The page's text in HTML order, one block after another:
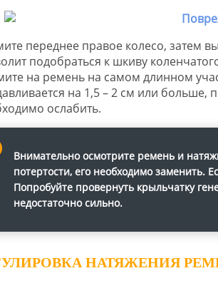
переднее правое колесо, затем
подобраться к шкиву
на ремень на самом длинном
на 1,5 – 2 см или больше,
ослабить.
Внимательно осмотрите ремень и
потертости, его необходимо заменить.
Попробуйте провернуть крыльчатку
недостаточно сильно.
НАТЯЖЕНИЯ